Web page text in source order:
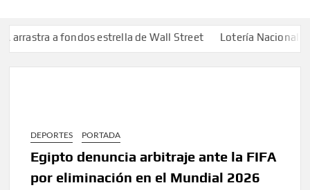
a fondos estrella de Wall Street Lotería Nacional emite
DEPORTES PORTADA
Egipto denuncia arbitraje ante la FIFA
por eliminación en el Mundial 2026